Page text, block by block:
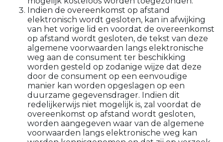
Indien de overeenkomst op afstand
elektronisch wordt gesloten, kan in afwijking
van het vorige lid en voordat de overeenkomst
op afstand wordt gesloten, de tekst van deze
algemene voorwaarden langs elektronische
weg aan de consument ter beschikking
worden gesteld op zodanige wijze dat deze
door de consument op een eenvoudige
manier kan worden opgeslagen op een
duurzame gegevensdrager. Indien dit
redelijkerwijs niet mogelijk is, zal voordat de
overeenkomst op afstand wordt gesloten,
worden aangegeven waar van de algemene
voorwaarden langs elektronische weg kan